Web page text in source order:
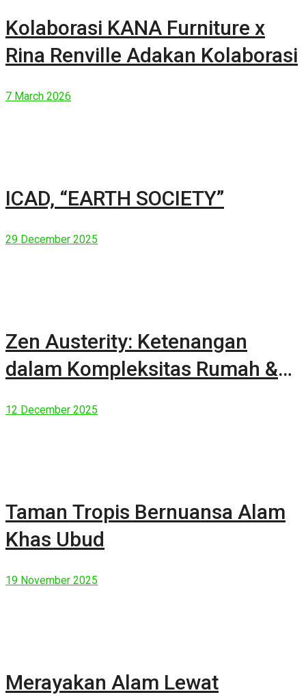
Kolaborasi KANA Furniture x
Rina Renville Adakan Kolaborasi
7 March 2026
ICAD, “EARTH SOCIETY”
29 December 2025
Zen Austerity: Ketenangan
dalam Kompleksitas Rumah &
12 December 2025
Taman Tropis Bernuansa Alam
Khas Ubud
19 November 2025
Merayakan Alam Lewat